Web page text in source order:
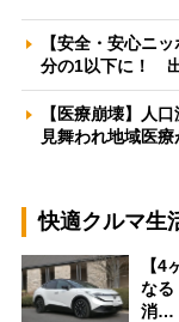
【安全・安心ニ
分の1以下に！
【医療崩壊】人
見舞われ地域医
快適クルマ生
【4
なる
消…